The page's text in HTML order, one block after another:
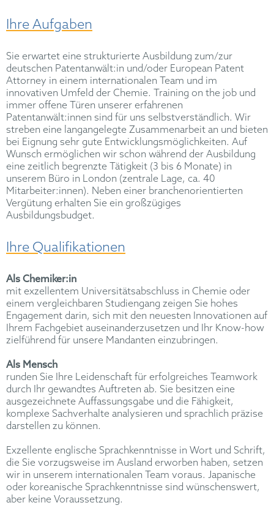
Ihre Aufgaben
Sie erwartet eine strukturierte Ausbildung zum/zur
deutschen Patentanwält:in und/oder European Patent
Attorney in einem internationalen Team und im
innovativen Umfeld der Chemie. Training on the job und
immer offene Türen unserer erfahrenen
Patentanwält:innen sind für uns selbstverständlich. Wir
streben eine langangelegte Zusammenarbeit an und bieten
bei Eignung sehr gute Entwicklungsmöglichkeiten. Auf
Wunsch ermöglichen wir schon während der Ausbildung
eine zeitlich begrenzte Tätigkeit (3 bis 6 Monate) in
unserem Büro in London (zentrale Lage, ca. 40
Mitarbeiter:innen). Neben einer branchenorientierten
Vergütung erhalten Sie ein großzügiges
Ausbildungsbudget.
Ihre Qualifikationen
Als Chemiker:in
mit exzellentem Universitätsabschluss in Chemie oder
einem vergleichbaren Studiengang zeigen Sie hohes
Engagement darin, sich mit den neuesten Innovationen auf
Ihrem Fachgebiet auseinanderzusetzen und Ihr Know-how
zielführend für unsere Mandanten einzubringen.
Als Mensch
runden Sie Ihre Leidenschaft für erfolgreiches Teamwork
durch Ihr gewandtes Auftreten ab. Sie besitzen eine
ausgezeichnete Auffassungsgabe und die Fähigkeit,
komplexe Sachverhalte analysieren und sprachlich präzise
darstellen zu können.
Exzellente englische Sprachkenntnisse in Wort und Schrift,
die Sie vorzugsweise im Ausland erworben haben, setzen
wir in unserem internationalen Team voraus. Japanische
oder koreanische Sprachkenntnisse sind wünschenswert,
aber keine Voraussetzung.